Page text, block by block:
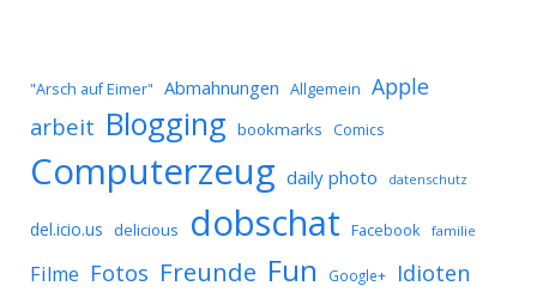
"Arsch auf Eimer" Abmahnungen Allgemein Apple
arbeit Blogging bookmarks Comics
Computerzeug daily photo datenschutz
del.icio.us delicious dobschat Facebook familie
Filme Fotos Freunde Fun Google+ Idioten